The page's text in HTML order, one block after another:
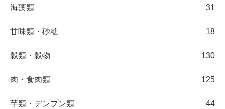
海藻類 31
甘味類・砂糖 18
穀類・穀物 130
肉・食肉類 125
芋類・デンプン類 44